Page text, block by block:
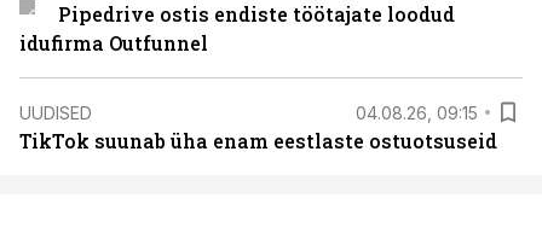
Pipedrive ostis endiste töötajate loodud
idufirma Outfunnel
UUDISED 04.08.26, 09:15
TikTok suunab üha enam eestlaste ostuotsuseid